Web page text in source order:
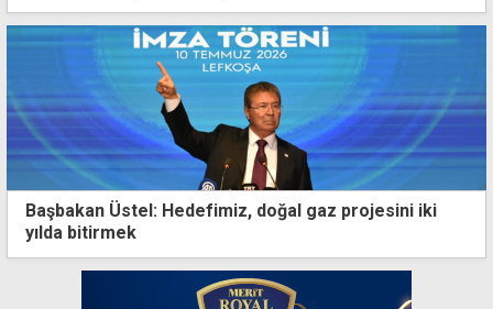
Başbakan Üstel: Hedefimiz, doğal gaz projesini iki
yılda bitirmek